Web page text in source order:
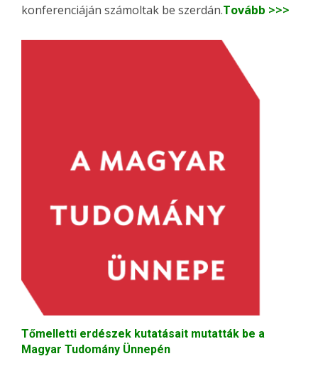
konferenciáján számoltak be szerdán.Tovább >>>
Tőmelletti erdészek kutatásait mutatták be a
Magyar Tudomány Ünnepén